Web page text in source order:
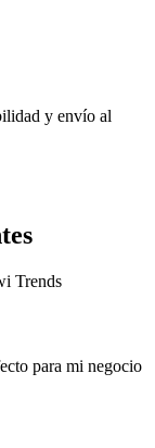
y envío al
Trends
para mi negocio